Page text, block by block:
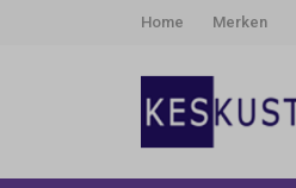
Home Merken